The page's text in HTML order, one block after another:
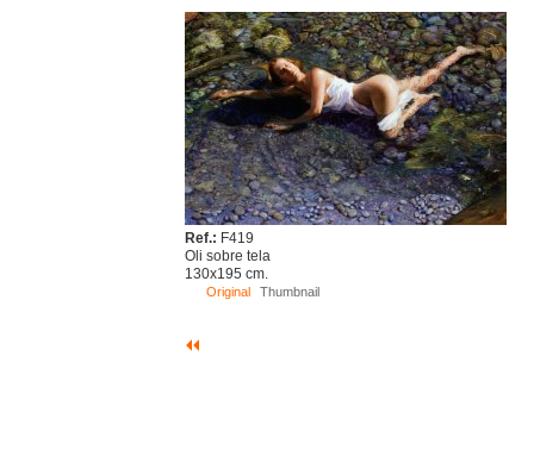
Ref.: F419
Oli sobre tela
130x195 cm.
Original Thumbnail